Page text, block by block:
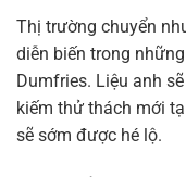
Thị trường chuyển
diễn biến trong
Dumfries. Liệu anh
kiếm thử thách mới
sẽ sớm được hé lộ.